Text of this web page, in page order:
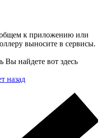
к приложению или
выносите в сервисы.
Вы найдете вот здесь
назад